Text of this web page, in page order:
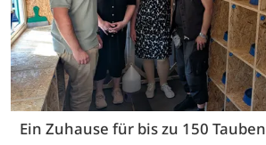
Ein Zuhause für bis zu 150 Tauben